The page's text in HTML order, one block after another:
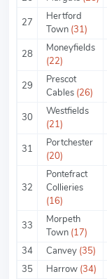
27
Hertford
Town (31)
28
Moneyfields
(22)
29
Prescot
Cables (26)
30
Westfields
(21)
31
Portchester
(20)
32
Pontefract
Collieries
(16)
33
Morpeth
Town (17)
34
Canvey (35)
35
Harrow (34)